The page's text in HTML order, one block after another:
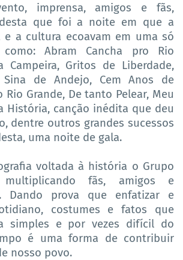
imprensa, amigos e fãs,
que foi a noite em que a
e a cultura ecoavam em uma só
Abram Cancha pro Rio
Campeira, Gritos de Liberdade,
Sina de Andejo, Cem Anos de
Rio Grande, De tanto Pelear, Meu
História, canção inédita que deu
dentre outros grandes sucessos
uma noite de gala.
voltada à história o Grupo
fãs, amigos e
Dando prova que enfatizar e
costumes e fatos que
simples e por vezes difícil do
é uma forma de contribuir
nosso povo.